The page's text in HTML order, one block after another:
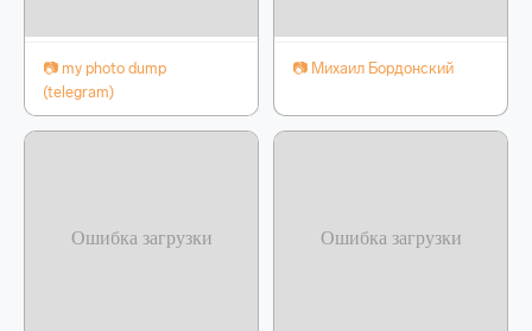
📷 my photo dump
(telegram)
📷 Михаил Бордонский